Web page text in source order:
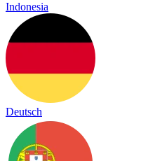
Indonesia
Deutsch